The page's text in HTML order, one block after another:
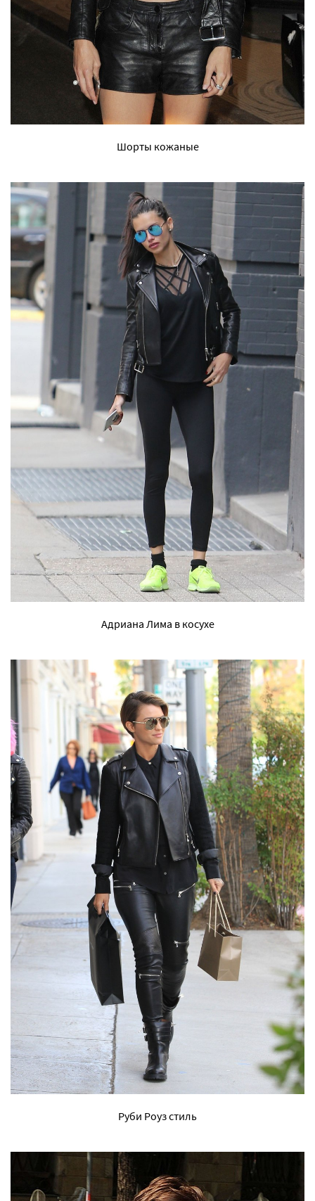
Шорты кожаные
Адриана Лима в косухе
Руби Роуз стиль